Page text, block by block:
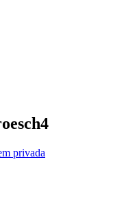
privada